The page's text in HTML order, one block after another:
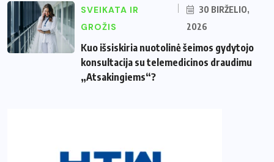
SVEIKATA IR
GROŽIS
30 BIRŽELIO,
2026
Kuo išsiskiria nuotolinė šeimos gydytojo
konsultacija su telemedicinos draudimu
„Atsakingiems“?